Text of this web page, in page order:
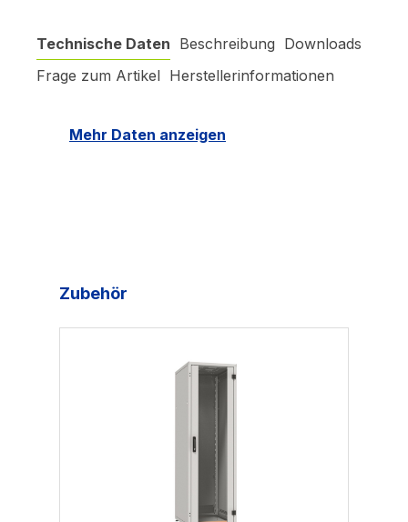
Technische Daten Beschreibung Downloads
Frage zum Artikel Herstellerinformationen
Mehr Daten anzeigen
Produktgalerie überspringen
Zubehör